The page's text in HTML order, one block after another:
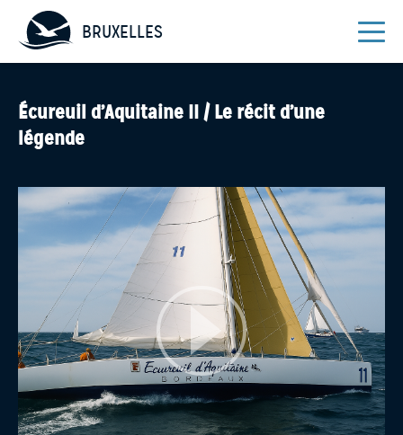
BRUXELLES
Écureuil d’Aquitaine II / Le récit d’une
légende